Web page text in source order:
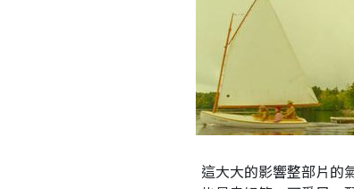
這大大的影響整部片的